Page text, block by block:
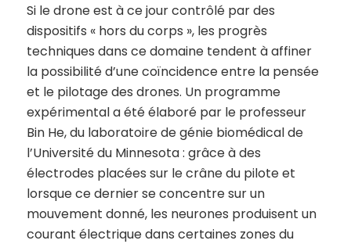
Si le drone est à ce jour contrôlé par des
dispositifs « hors du corps », les progrès
techniques dans ce domaine tendent à affiner
la possibilité d’une coïncidence entre la pensée
et le pilotage des drones. Un programme
expérimental a été élaboré par le professeur
Bin He, du laboratoire de génie biomédical de
l’Université du Minnesota : grâce à des
électrodes placées sur le crâne du pilote et
lorsque ce dernier se concentre sur un
mouvement donné, les neurones produisent un
courant électrique dans certaines zones du